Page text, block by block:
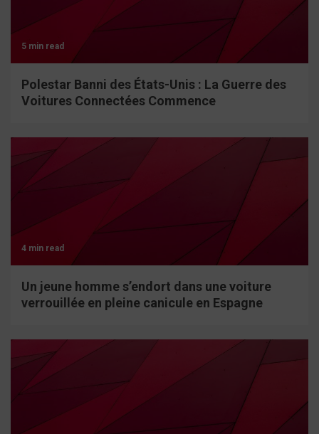
5 min read
Polestar Banni des États-Unis : La Guerre des
Voitures Connectées Commence
4 min read
Un jeune homme s’endort dans une voiture
verrouillée en pleine canicule en Espagne